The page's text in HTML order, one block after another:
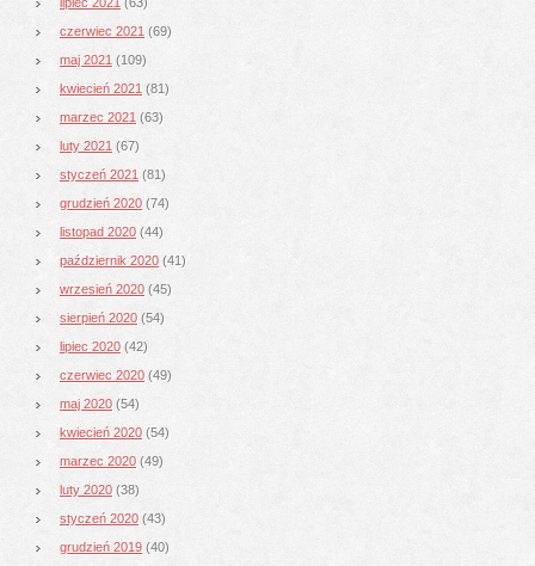
czerwiec 2021 (69)
maj 2021 (109)
kwiecień 2021 (81)
marzec 2021 (63)
luty 2021 (67)
styczeń 2021 (81)
grudzień 2020 (74)
listopad 2020 (44)
październik 2020 (41)
wrzesień 2020 (45)
sierpień 2020 (54)
lipiec 2020 (42)
czerwiec 2020 (49)
maj 2020 (54)
kwiecień 2020 (54)
marzec 2020 (49)
luty 2020 (38)
styczeń 2020 (43)
grudzień 2019 (40)